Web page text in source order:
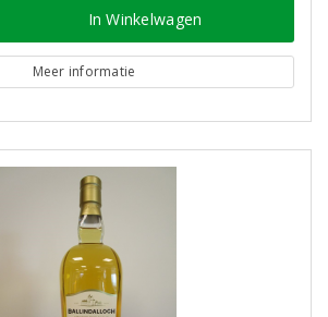
In Winkelwagen
Meer informatie